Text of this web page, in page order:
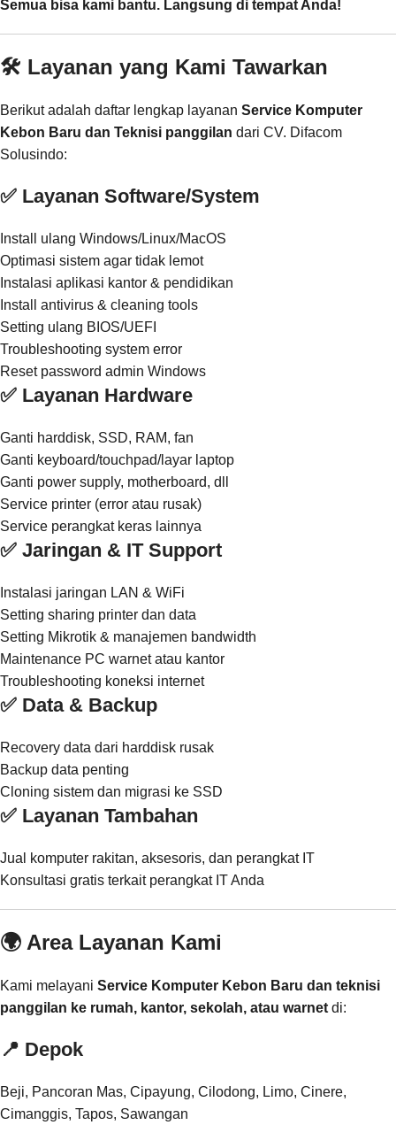
Semua bisa kami bantu. Langsung di tempat Anda!
🛠️ Layanan yang Kami Tawarkan
Berikut adalah daftar lengkap layanan Service Komputer
Kebon Baru dan Teknisi panggilan dari CV. Difacom
Solusindo:
✅ Layanan Software/System
Install ulang Windows/Linux/MacOS
Optimasi sistem agar tidak lemot
Instalasi aplikasi kantor & pendidikan
Install antivirus & cleaning tools
Setting ulang BIOS/UEFI
Troubleshooting system error
Reset password admin Windows
✅ Layanan Hardware
Ganti harddisk, SSD, RAM, fan
Ganti keyboard/touchpad/layar laptop
Ganti power supply, motherboard, dll
Service printer (error atau rusak)
Service perangkat keras lainnya
✅ Jaringan & IT Support
Instalasi jaringan LAN & WiFi
Setting sharing printer dan data
Setting Mikrotik & manajemen bandwidth
Maintenance PC warnet atau kantor
Troubleshooting koneksi internet
✅ Data & Backup
Recovery data dari harddisk rusak
Backup data penting
Cloning sistem dan migrasi ke SSD
✅ Layanan Tambahan
Jual komputer rakitan, aksesoris, dan perangkat IT
Konsultasi gratis terkait perangkat IT Anda
🌍 Area Layanan Kami
Kami melayani Service Komputer Kebon Baru dan teknisi
panggilan ke rumah, kantor, sekolah, atau warnet di:
📍 Depok
Beji, Pancoran Mas, Cipayung, Cilodong, Limo, Cinere,
Cimanggis, Tapos, Sawangan